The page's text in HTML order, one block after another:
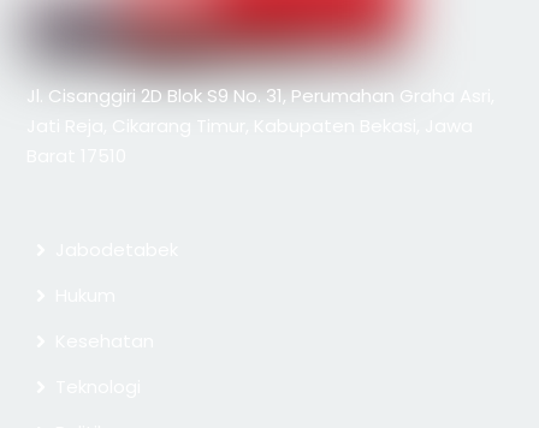
Jl. Cisanggiri 2D Blok S9 No. 31, Perumahan Graha Asri,
Jati Reja, Cikarang Timur, Kabupaten Bekasi, Jawa